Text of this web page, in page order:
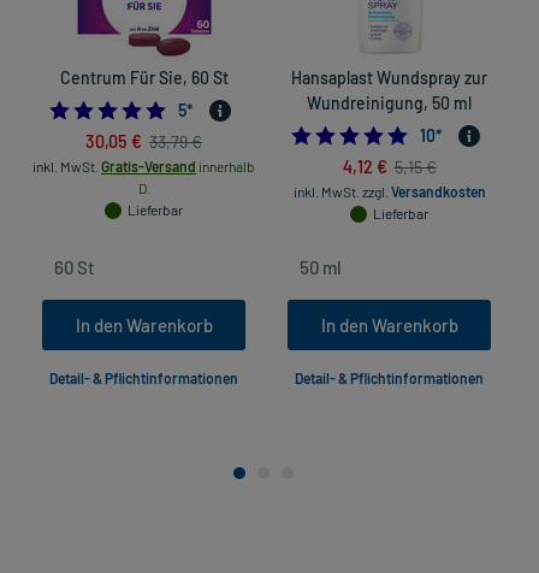
Centrum Für Sie, 60 St
5.0
5*
30,05 € 33,79 €
inkl. MwSt. Gratis-Versand innerhalb
D.
Lieferbar
In den Warenkorb
Detail- & Pflichtinformationen
Hansaplast Wundspray zur
Wundreinigung, 50 ml
5.0
10*
4,12 € 5,15 €
inkl. MwSt. zzgl. Versandkosten
Lieferbar
In den Warenkorb
Detail- & Pflichtinformationen